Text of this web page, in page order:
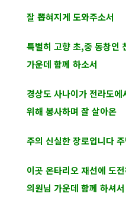
잘 뽑혀지게 도와주소서
특별히 고향 초,중 동창인
가운데 함께 하소서
경상도 사나이가 전라도
위해 봉사하며 잘 살아온
주의 신실한 장로입니다
이곳 온타리오 재선에 도
의원님 가운데 함께 하셔서